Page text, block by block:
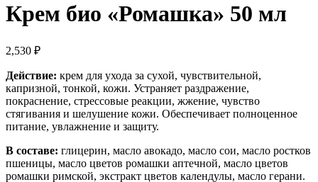
Крем био «Ромашка» 50 мл
2,530 ₽
Действие: крем для ухода за сухой, чувствительной,
капризной, тонкой, кожи. Устраняет раздражение,
покраснение, стрессовые реакции, жжение, чувство
стягивания и шелушение кожи. Обеспечивает полноценное
питание, увлажнение и защиту.
В составе: глицерин, масло авокадо, масло сои, масло ростков
пшеницы, масло цветов ромашки аптечной, масло цветов
ромашки римской, экстракт цветов календулы, масло герани.